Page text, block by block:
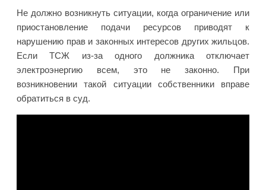
Не должно возникнуть ситуации, когда ограничение или
приостановление подачи ресурсов приводят к
нарушению прав и законных интересов других жильцов.
Если ТСЖ из-за одного должника отключает
электроэнергию всем, это не законно. При
возникновении такой ситуации собственники вправе
обратиться в суд.